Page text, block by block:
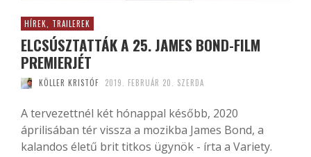
HÍREK, TRAILEREK
ELCSÚSZTATTÁK A 25. JAMES BOND-FILM
PREMIERJÉT
KÖLLER KRISTÓF 2019. FEBRUÁR 20. SZERDA
A tervezettnél két hónappal később, 2020
áprilisában tér vissza a mozikba James Bond, a
kalandos életű brit titkos ügynök - írta a Variety.